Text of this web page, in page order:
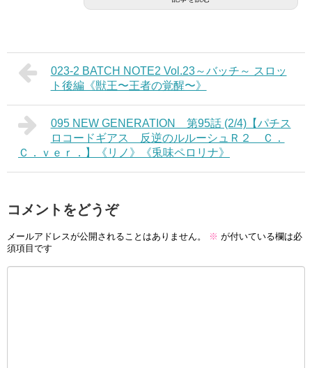
023-2 BATCH NOTE2 Vol.23～バッチ～ スロッ
ト後編《獣王〜王者の覚醒〜》
095 NEW GENERATION 第95話 (2/4)【パチス
ロコードギアス 反逆のルルーシュＲ２ Ｃ．
Ｃ．ｖｅｒ．】《リノ》《兎味ペロリナ》
コメントをどうぞ
メールアドレスが公開されることはありません。 ※ が付いている欄は必
須項目です